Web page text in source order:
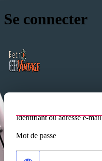
Se connecter
Identifiant ou adresse e-mail
Mot de passe